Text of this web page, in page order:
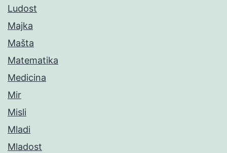
Ludost
Majka
Mašta
Matematika
Medicina
Mir
Misli
Mladi
Mladost